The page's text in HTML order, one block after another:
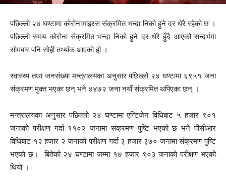
पछिल्लो २४ घण्टामा कोरोनाभाइरस संक्रमित भन्दा निको हुने दर धेरै रहेको छ ।
पछिल्लो समय कोरोना संक्रमित भन्दा निको हुने दर धेरै हुँदै आएको सन्दर्भमा
सोमबार पनि सोही तथ्यांक आएको हो ।
स्वास्थ्य तथा जनसंख्या मन्त्रालयका अनुसार पछिल्लो २४ घण्टामा ६९५१ जना
संक्रमण मुक्त भएका छन् भने ४४७२ जना नयाँ संक्रमित थपिएका छन् ।
मन्त्रालयका अनुसार पछिल्लो २४ घण्टामा एन्टिजेन विधिबाट ५ हजार ९०१
जनाको परीक्षण गर्दा ११०२ जनामा संक्रमण पुष्टि भएको छ भने पीसीआर
विधिबाट १२ हजार २ जनाको परीक्षण गर्दा ३ हजार ३७० जनामा संक्रमण पुष्टि
भएको छ। बितेको २४ घण्टामा जम्मा १७ हजार ९०३ जनाको परीक्षण भएको
थियो ।